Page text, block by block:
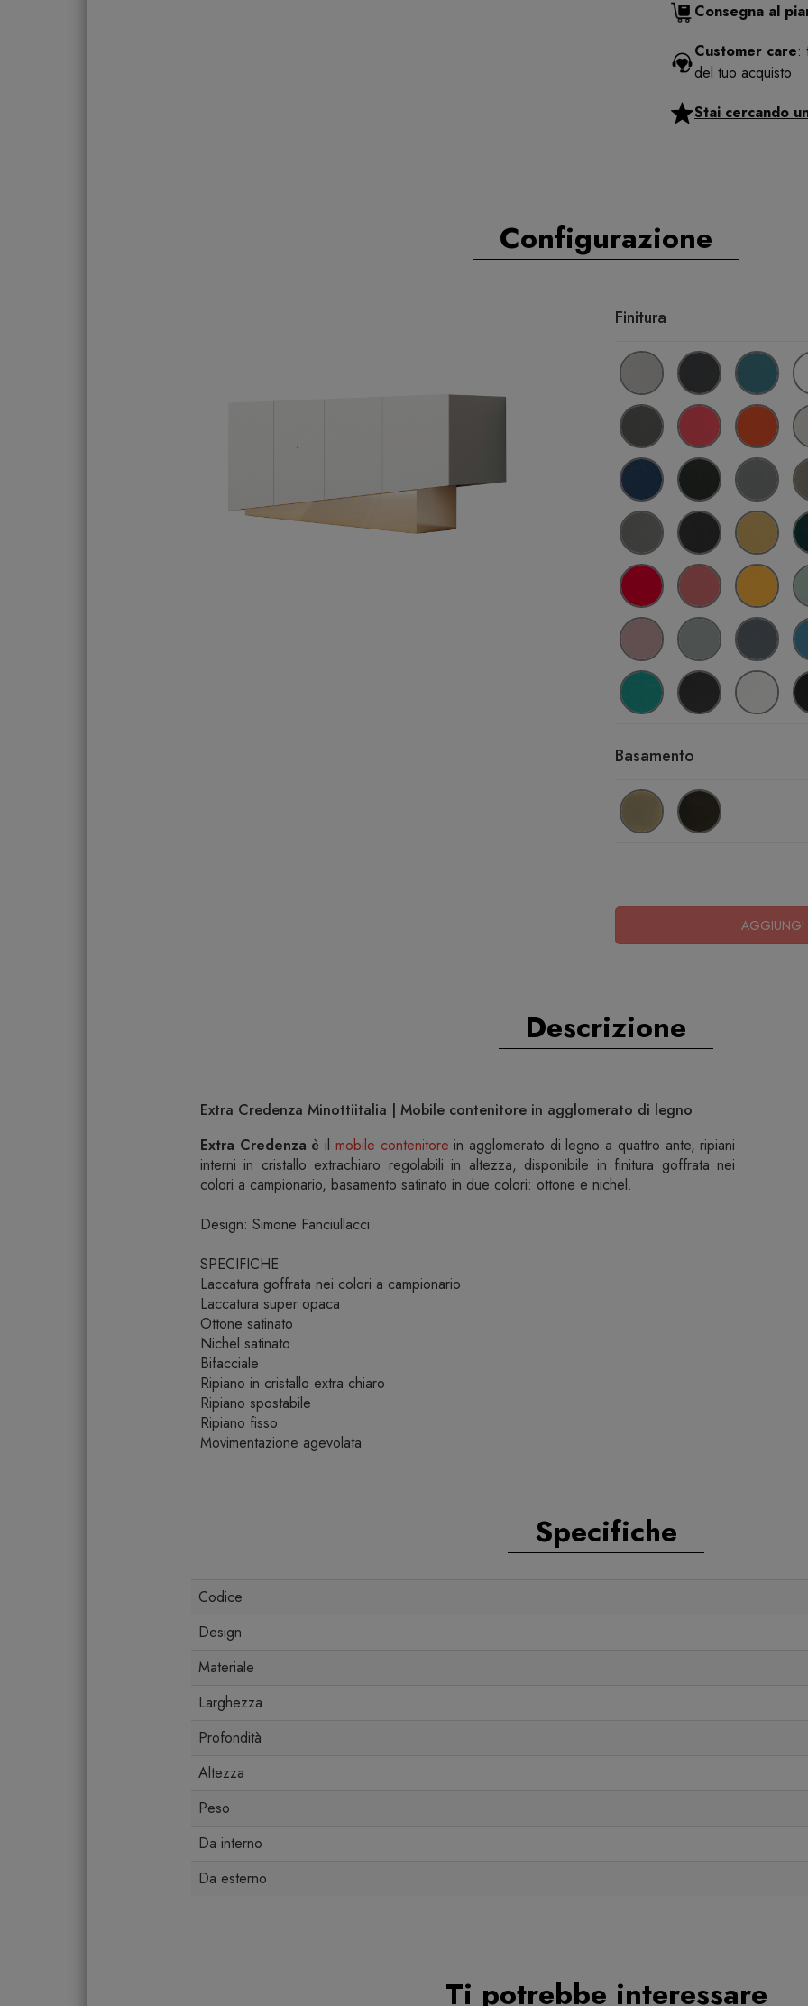
Consegna al
Customer care:
del tuo acquisto
Stai cercando
Configurazione
Finitura
Basamento
AGGIUNGI
Descrizione
Extra Credenza Minottiitalia | Mobile contenitore in agglomerato di legno
Extra Credenza è il mobile contenitore in agglomerato di legno a quattro ante, ripiani
interni in cristallo extrachiaro regolabili in altezza, disponibile in finitura goffrata nei
colori a campionario, basamento satinato in due colori: ottone e nichel.
Design: Simone Fanciullacci
SPECIFICHE
Laccatura goffrata nei colori a campionario
Laccatura super opaca
Ottone satinato
Nichel satinato
Bifacciale
Ripiano in cristallo extra chiaro
Ripiano spostabile
Ripiano fisso
Movimentazione agevolata
Specifiche
Codice
Design
Materiale
Larghezza
Profondità
Altezza
Peso
Da interno
Da esterno
Ti potrebbe interessare